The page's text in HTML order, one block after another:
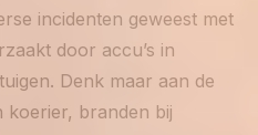
incidenten geweest met
door accu’s in
Denk maar aan de
koerier, branden bij